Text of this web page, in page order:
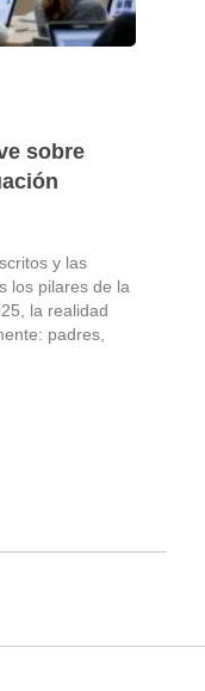
sobre
y las
los pilares de la
la realidad
padres,